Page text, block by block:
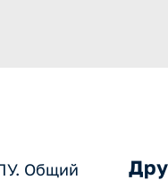
Общий